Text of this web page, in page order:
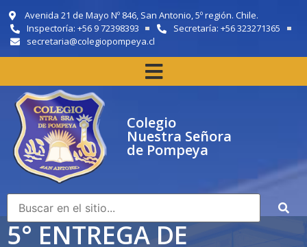
Avenida 21 de Mayo Nº 846, San Antonio, 5º región. Chile.
Inspectoría: +56 9 72398393
Secretaría: +56 323271365
secretaria@colegiopompeya.cl
Colegio
Nuestra Señora
de Pompeya
5° ENTREGA DE